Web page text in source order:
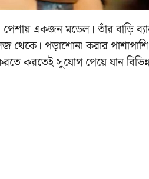
একজন মডেল। তাঁর বাড়ি
থেকে। পড়াশোনা করার
করতেই সুযোগ পেয়ে যান